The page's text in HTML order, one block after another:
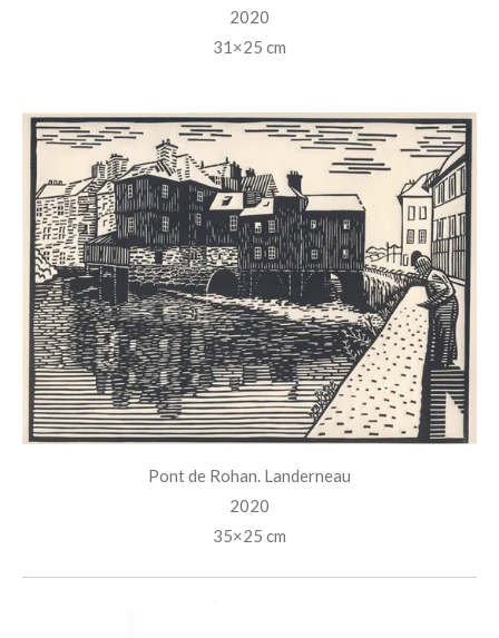
2020
31×25 cm
Pont de Rohan. Landerneau
2020
35×25 cm